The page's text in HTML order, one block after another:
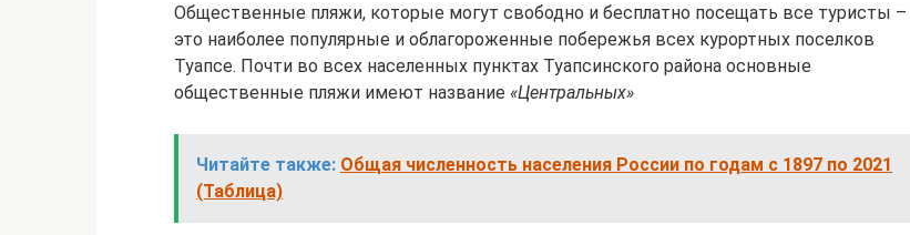
Общественные пляжи, которые могут свободно и бесплатно посещать все туристы –
это наиболее популярные и облагороженные побережья всех курортных поселков
Туапсе. Почти во всех населенных пунктах Туапсинского района основные
общественные пляжи имеют название «Центральных»
Читайте также: Общая численность населения России по годам с 1897 по 2021
(Таблица)